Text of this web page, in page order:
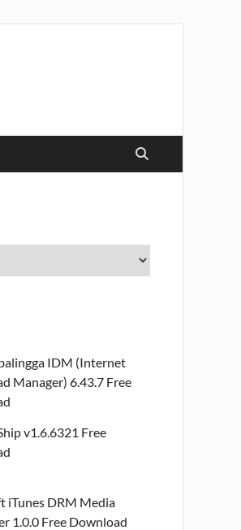
IDM (Internet
Manager) 6.43.7 Free
v1.6.6321 Free
iTunes DRM Media
1.0.0 Free Download